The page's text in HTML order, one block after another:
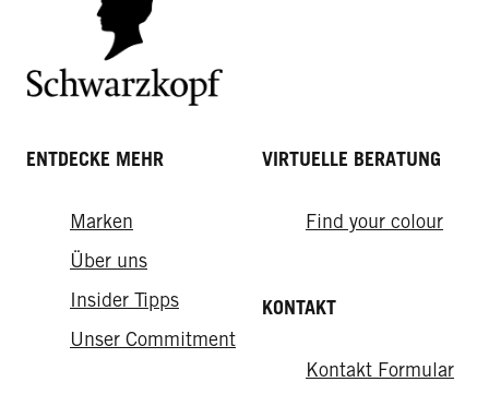
ENTDECKE MEHR
Marken
Über uns
Insider Tipps
Unser Commitment
VIRTUELLE BERATUNG
Find your colour
KONTAKT
Kontakt Formular